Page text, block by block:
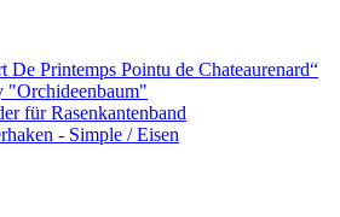
De Printemps Pointu de Chateaurenard“
"Orchideenbaum"
für Rasenkantenband
- Simple / Eisen